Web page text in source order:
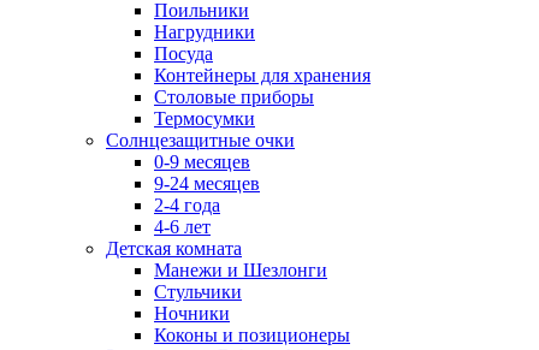
Поильники
Нагрудники
Посуда
Контейнеры для хранения
Столовые приборы
Термосумки
Солнцезащитные очки
0-9 месяцев
9-24 месяцев
2-4 года
4-6 лет
Детская комната
Манежи и Шезлонги
Стульчики
Ночники
Коконы и позиционеры